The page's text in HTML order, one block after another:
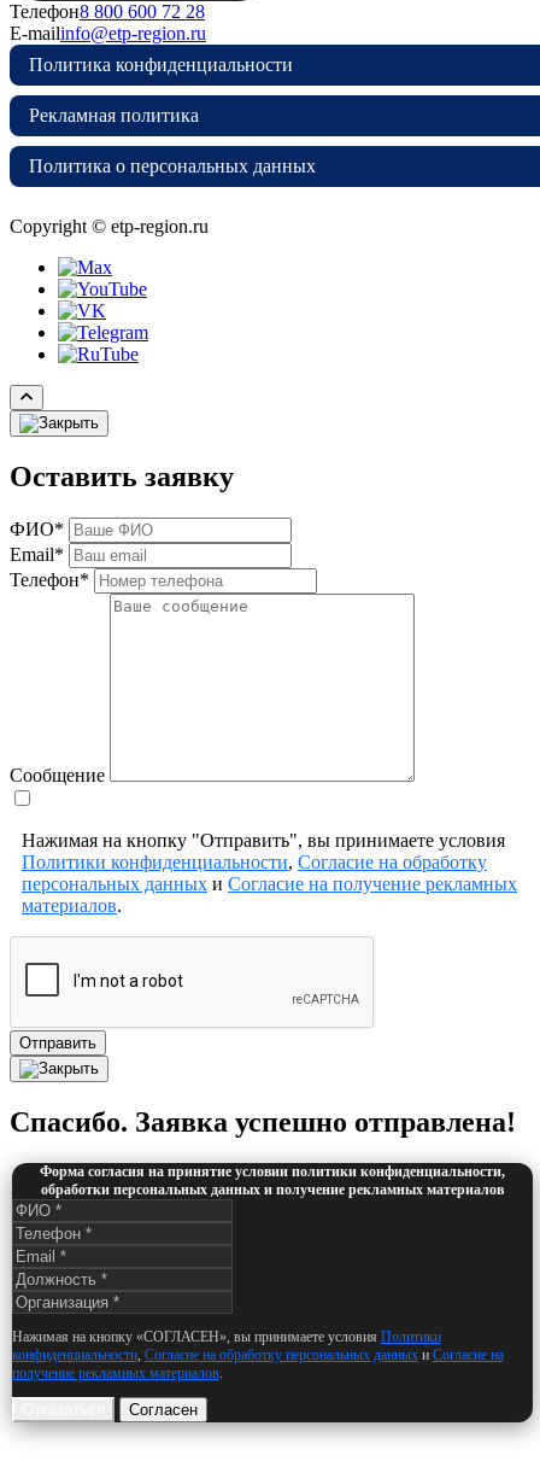
Телефон8 800 600 72 28
E-mailinfo@etp-region.ru
Политика конфиденциальности
Рекламная политика
Политика о персональных данных
Copyright © etp-region.ru
Оставить заявку
ФИО*
Email*
Телефон*
Сообщение
Нажимая на кнопку "Отправить", вы принимаете условия
Политики конфиденциальности, Согласие на обработку
персональных данных и Согласие на получение рекламных
материалов.
Отправить
Спасибо. Заявка успешно отправлена!
Форма согласия на принятие условии политики конфиденциальности,
обработки персональных данных и получение рекламных материалов
Нажимая на кнопку «СОГЛАСЕН», вы принимаете условия Политики
конфиденциальности, Согласие на обработку персональных данныхи Согласие на
получение рекламных материалов.
Согласен